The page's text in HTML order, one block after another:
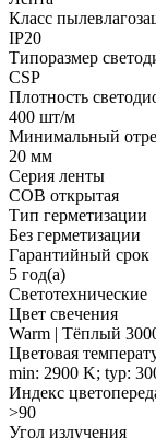
Класс
IP20
Типоразмер
CSP
Плотность
400 шт/м
Минимальный
20 мм
Серия ленты
COB открытая
Тип герметизации
Без герметизации
Гарантийный срок
5 год(а)
Светотехнические
Цвет свечения
Warm | Тёплый
Цветовая
min: 2900 K; typ:
Индекс
>90
Угол излучения